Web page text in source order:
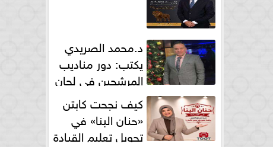
د.محمد الصريدي
يكتب: دور مناديب
المرشحين في لجان
الانتخابات
كيف نجحت كابتن
«حنان البنا» في
تحويل تعليم القيادة